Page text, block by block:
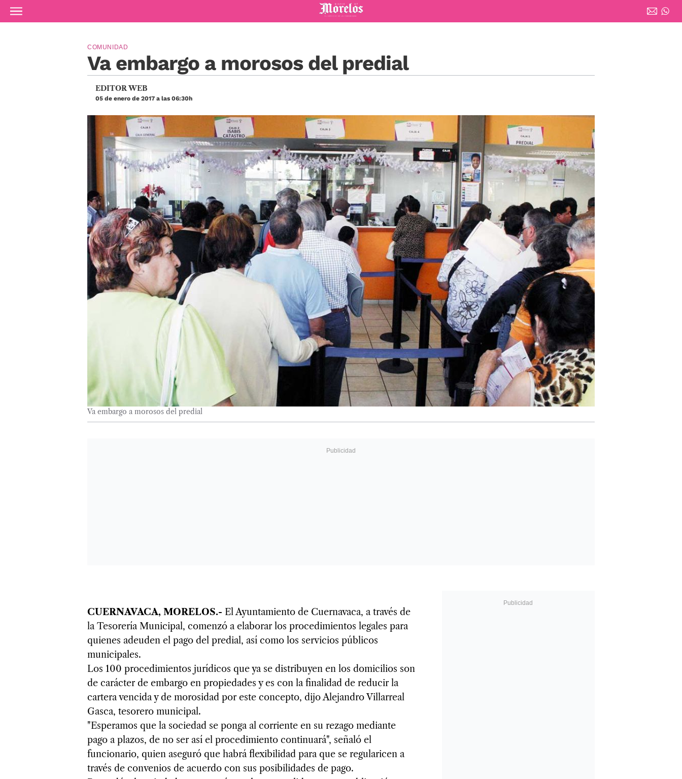
Ir al contenido principal
Diario de Morelos
Va embargo a morosos del predial
COMUNIDAD
EDITOR WEB
05 de enero de 2017 a las 06:30h
Va embargo a morosos del predial
CUERNAVACA, MORELOS.- El Ayuntamiento de Cuernavaca, a través de
la Tesorería Municipal, comenzó a elaborar los procedimientos legales para
quienes adeuden el pago del predial, así como los servicios públicos
municipales.
Los 100 procedimientos jurídicos que ya se distribuyen en los domicilios son
de carácter de embargo en propiedades y es con la finalidad de reducir la
cartera vencida y de morosidad por este concepto, dijo Alejandro Villarreal
Gasca, tesorero municipal.
"Esperamos que la sociedad se ponga al corriente en su rezago mediante
pago a plazos, de no ser así el procedimiento continuará", señaló el
funcionario, quien aseguró que habrá flexibilidad para que se regularicen a
través de convenios de acuerdo con sus posibilidades de pago.